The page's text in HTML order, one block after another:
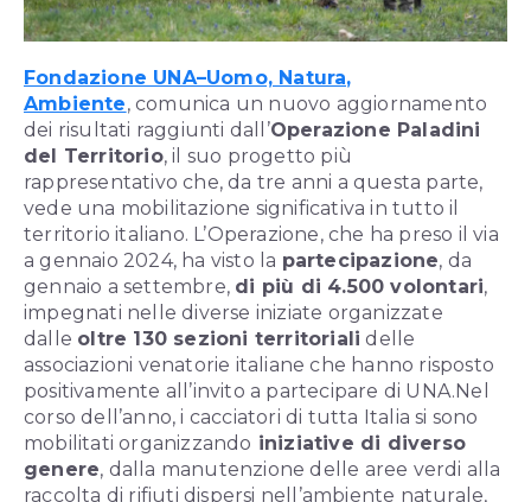
Fondazione UNA–Uomo, Natura,
Ambiente,comunica un nuovo aggiornamento
dei risultati raggiunti dall’Operazione Paladini
del Territorio, il suo progetto più
rappresentativo che, da tre anni a questa parte,
vede una mobilitazione significativa in tutto il
territorio italiano. L’Operazione, che ha preso il via
a gennaio 2024, ha visto la partecipazione, da
gennaio a settembre, di più di 4.500 volontari,
impegnati nelle diverse iniziate organizzate
dalle oltre 130 sezioni territoriali delle
associazioni venatorie italiane che hanno risposto
positivamente all’invito a partecipare di UNA.Nel
corso dell’anno, i cacciatori di tutta Italia si sono
mobilitati organizzando iniziative di diverso
genere, dalla manutenzione delle aree verdi alla
raccolta di rifiuti dispersi nell’ambiente naturale,